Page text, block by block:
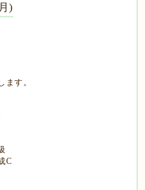
)
ます。
C